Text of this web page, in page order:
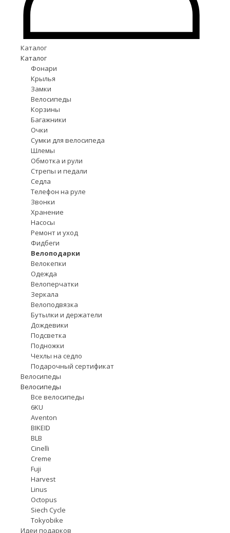
Каталог
Каталог
Фонари
Крылья
Замки
Велосипеды
Корзины
Багажники
Очки
Сумки для велосипеда
Шлемы
Обмотка и рули
Стрепы и педали
Седла
Телефон на руле
Звонки
Хранение
Насосы
Ремонт и уход
Фидбеги
Велоподарки
Велокепки
Одежда
Велоперчатки
Зеркала
Велоподвязка
Бутылки и держатели
Дождевики
Подсветка
Подножки
Чехлы на седло
Подарочный сертификат
Велосипеды
Велосипеды
Все велосипеды
6KU
Aventon
BIKEID
BLB
Cinelli
Creme
Fuji
Harvest
Linus
Octopus
Siech Cycle
Tokyobike
Идеи подарков